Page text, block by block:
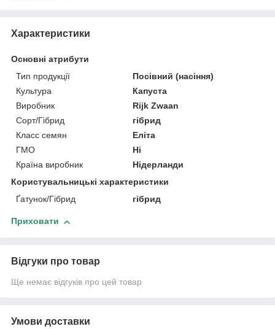
Характеристики
Основні атрибути
Тип продукції
Посівний (насіння)
Культура
Капуста
Виробник
Rijk Zwaan
Сорт/Гібрид
гібрид
Класс семян
Еліта
ГМО
Ні
Країна виробник
Нідерланди
Користувальницькі характеристики
Ґатунок/Гібрид
гібрид
Приховати
Відгуки про товар
Ще немає відгуків про цей товар
Умови доставки